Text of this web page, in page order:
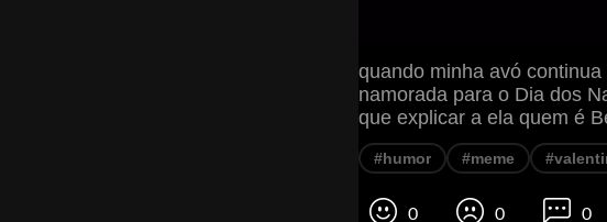
quando minha avó
namorada para o Dia dos
que explicar a ela quem é
#humor #meme
0 0 0